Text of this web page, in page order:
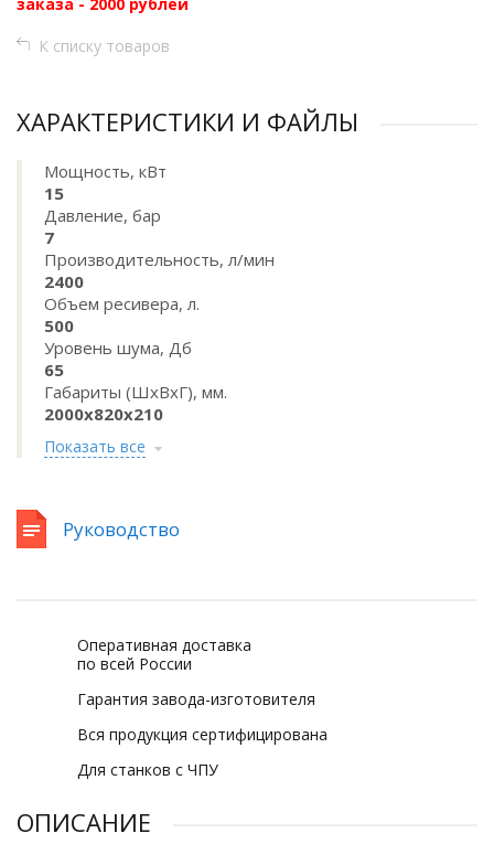
К списку товаров
ХАРАКТЕРИСТИКИ И ФАЙЛЫ
Мощность, кВт
15
Давление, бар
7
Производительность, л/мин
2400
Объем ресивера, л.
500
Уровень шума, Дб
65
Габариты (ШхВхГ), мм.
2000x820x210
Показать все
Руководство
Оперативная доставка
по всей России
Гарантия завода-изготовителя
Вся продукция сертифицирована
Для станков с ЧПУ
ОПИСАНИЕ